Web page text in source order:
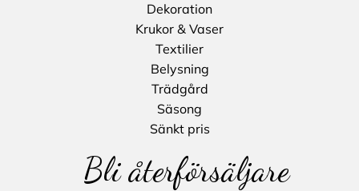
Dekoration
Krukor & Vaser
Textilier
Belysning
Trädgård
Säsong
Sänkt pris
Bli återförsäljare